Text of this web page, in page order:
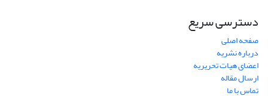
دسترسی سریع
صفحه اصلی
درباره نشریه
اعضای هیات تحریریه
ارسال مقاله
تماس با ما